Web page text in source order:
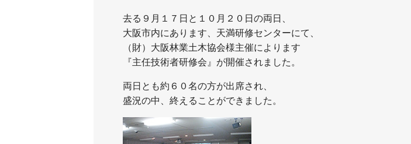
去る９月１７日と１０月２０日の両日、
大阪市内にあります、天満研修センターにて、
（財）大阪林業土木協会様主催によります
『主任技術者研修会』が開催されました。
両日とも約６０名の方が出席され、
盛況の中、終えることができました。